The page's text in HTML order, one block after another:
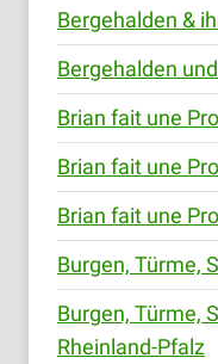
Bergehalden &
Bergehalden
Brian fait une
Brian fait une
Brian fait une
Burgen, Türme,
Burgen, Türme,
Rheinland-Pfalz